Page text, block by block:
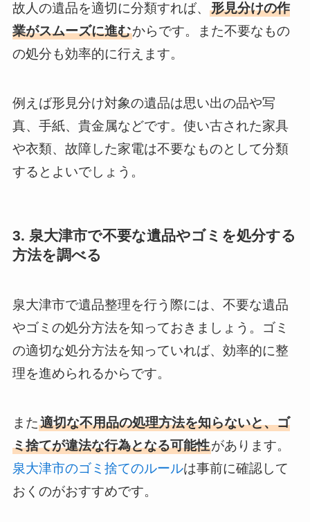
故人の遺品を適切に分類すれば、 形見分けの作
業がスムーズに進むからです。また不要なもの
の処分も効率的に行えます。
例えば形見分け対象の遺品は思い出の品や写
真、手紙、貴金属などです。使い古された家具
や衣類、故障した家電は不要なものとして分類
するとよいでしょう。
3. 泉大津市で不要な遺品やゴミを処分する
方法を調べる
泉大津市で遺品整理を行う際には、不要な遺品
やゴミの処分方法を知っておきましょう。ゴミ
の適切な処分方法を知っていれば、効率的に整
理を進められるからです。
また適切な不用品の処理方法を知らないと、ゴ
ミ捨てが違法な行為となる可能性があります。
泉大津市のゴミ捨てのルールは事前に確認して
おくのがおすすめです。